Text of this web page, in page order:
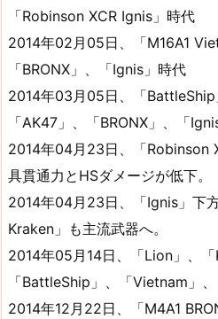
「Robinson XCR Ignis」時代
2014年02月05日、「M16A1
「BRONX」、「Ignis」時代
2014年03月05日、「BattleShip
「AK47」、「BRONX」、「Ignis
2014年04月23日、「Robinson
具貫通力とHSダメージが低下。
2014年04月23日、「Ignis」下
Kraken」も主流武器へ。
2014年05月14日、「Lion」、「
「BattleShip」、「Vietnam」、
2014年12月22日、「M4A1